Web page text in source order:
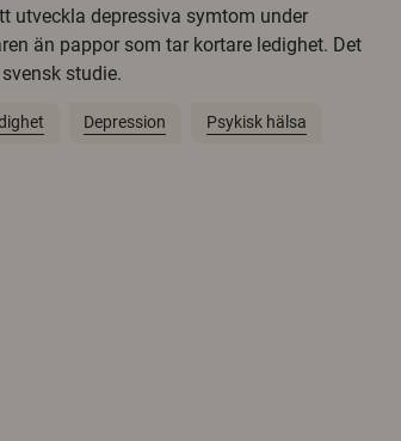
utveckla depressiva symtom under
än pappor som tar kortare ledighet. Det
studie.
Depression Psykisk hälsa